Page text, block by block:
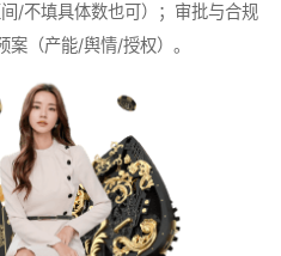
/不填具体数也可）；审批与合规
（产能/舆情/授权）。